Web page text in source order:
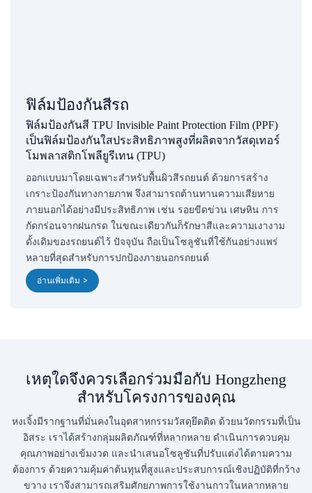
ฟิล์มป้องกันสีรถ
ฟิล์มป้องกันสี TPU Invisible Paint Protection Film (PPF)
เป็นฟิล์มป้องกันใสประสิทธิภาพสูงที่ผลิตจากวัสดุเทอร์
โมพลาสติกโพลียูรีเทน (TPU)
ออกแบบมาโดยเฉพาะสำหรับพื้นผิวสีรถยนต์ ด้วยการสร้าง
เกราะป้องกันทางกายภาพ จึงสามารถต้านทานความเสียหาย
ภายนอกได้อย่างมีประสิทธิภาพ เช่น รอยขีดข่วน เศษหิน การ
กัดกร่อนจากฝนกรด ในขณะเดียวกันก็รักษาสีและความเงางาม
ดั้งเดิมของรถยนต์ไว้ ปัจจุบัน ถือเป็นโซลูชันที่ใช้กันอย่างแพร่
หลายที่สุดสำหรับการปกป้องภายนอกรถยนต์
อ่านเพิ่มเติม >
เหตุใดจึงควรเลือกร่วมมือกับ Hongzheng
สำหรับโครงการของคุณ
หงเจิ้งมีรากฐานที่มั่นคงในอุตสาหกรรมวัสดุยึดติด ด้วยนวัตกรรมที่เป็น
อิสระ เราได้สร้างกลุ่มผลิตภัณฑ์ที่หลากหลาย ดำเนินการควบคุม
คุณภาพอย่างเข้มงวด และนำเสนอโซลูชันที่ปรับแต่งได้ตามความ
ต้องการ ด้วยความคุ้มค่าต้นทุนที่สูงและประสบการณ์เชิงปฏิบัติที่กว้าง
ขวาง เราจึงสามารถเสริมศักยภาพการใช้งานกาวในหลากหลาย